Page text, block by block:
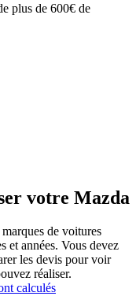
plus de 600€ de
votre Mazda
de voitures
et années. Vous devez
les devis pour voir
réaliser.
calculés